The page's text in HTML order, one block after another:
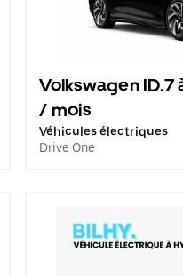
Volkswagen ID.7
/ mois
Véhicules électriques
Drive One